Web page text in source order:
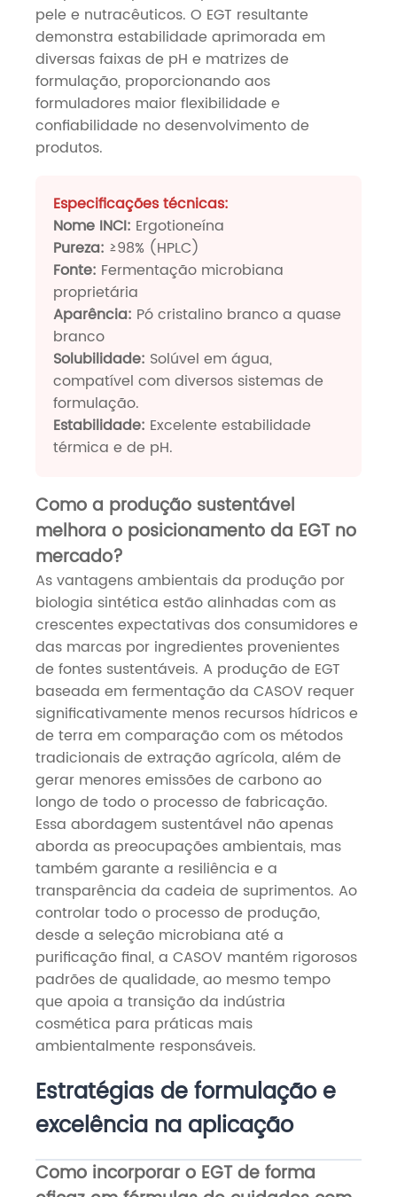
pele e nutracêuticos. O EGT resultante
demonstra estabilidade aprimorada em
diversas faixas de pH e matrizes de
formulação, proporcionando aos
formuladores maior flexibilidade e
confiabilidade no desenvolvimento de
produtos.
Especificações técnicas:
Nome INCI: Ergotioneína
Pureza: ≥98% (HPLC)
Fonte: Fermentação microbiana
proprietária
Aparência: Pó cristalino branco a quase
branco
Solubilidade: Solúvel em água,
compatível com diversos sistemas de
formulação.
Estabilidade: Excelente estabilidade
térmica e de pH.
Como a produção sustentável
melhora o posicionamento da EGT no
mercado?
As vantagens ambientais da produção por
biologia sintética estão alinhadas com as
crescentes expectativas dos consumidores e
das marcas por ingredientes provenientes
de fontes sustentáveis. A produção de EGT
baseada em fermentação da CASOV requer
significativamente menos recursos hídricos e
de terra em comparação com os métodos
tradicionais de extração agrícola, além de
gerar menores emissões de carbono ao
longo de todo o processo de fabricação.
Essa abordagem sustentável não apenas
aborda as preocupações ambientais, mas
também garante a resiliência e a
transparência da cadeia de suprimentos. Ao
controlar todo o processo de produção,
desde a seleção microbiana até a
purificação final, a CASOV mantém rigorosos
padrões de qualidade, ao mesmo tempo
que apoia a transição da indústria
cosmética para práticas mais
ambientalmente responsáveis.
Estratégias de formulação e
excelência na aplicação
Como incorporar o EGT de forma